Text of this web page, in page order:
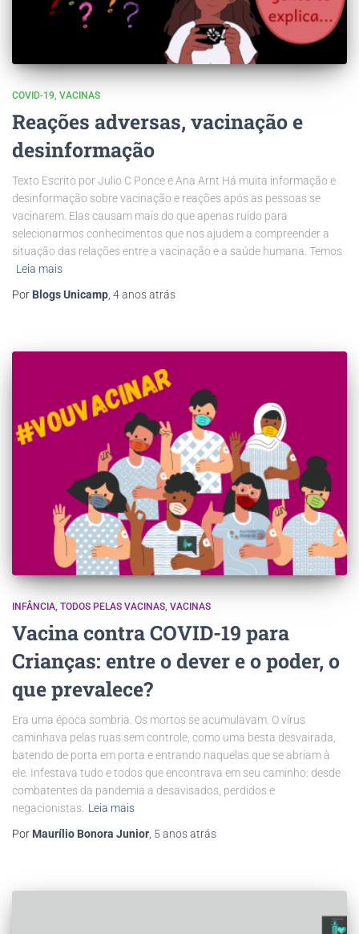
COVID-19 VACINAS
Reações adversas, vacinação e
desinformação
Texto Escrito por Julio C Ponce e Ana Arnt Há muita informação e
desinformação sobre vacinação e reações após as pessoas se
vacinarem. Elas causam mais do que apenas ruído para
selecionarmos conhecimentos que nos ajudem a compreender a
situação das relações entre a vacinação e a saúde humana. Temos
Leia mais
Por Blogs Unicamp 4 anosatrás
INFÂNCIA TODOS PELAS VACINAS VACINAS
Vacina contra COVID-19 para
Crianças: entre o dever e o poder, o
que prevalece?
Era uma época sombria. Os mortos se acumulavam. O vírus
caminhava pelas ruas sem controle, como uma besta desvairada,
batendo de porta em porta e entrando naquelas que se abriam à
ele. Infestava tudo e todos que encontrava em seu caminho: desde
combatentes da pandemia a desavisados, perdidos e
negacionistas. Leia mais
Por Maurílio Bonora Junior 5 anosatrás